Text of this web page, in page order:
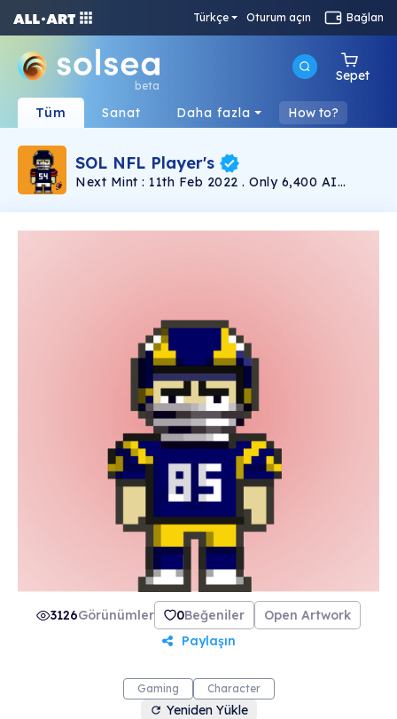
Türkçe Oturum açın Bağlan
beta
Sepet
Tüm Sanat Daha fazla How to?
SOL NFL Player's
Next Mint : 11th Feb 2022 . Only 6,400 AI
32 American NFL teams that consist of 32
3126Görünümler 0Beğeniler
Open Artwork
Paylaşın
Gaming Character
Yeniden Yükle